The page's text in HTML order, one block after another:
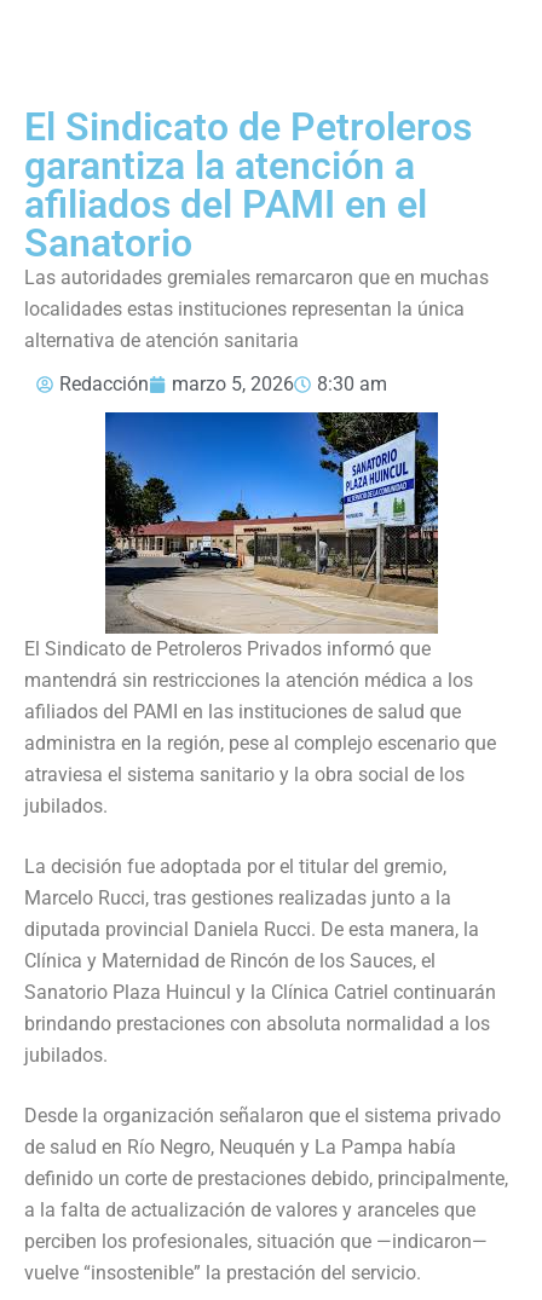
El Sindicato de Petroleros
garantiza la atención a
afiliados del PAMI en el
Sanatorio
Las autoridades gremiales remarcaron que en muchas
localidades estas instituciones representan la única
alternativa de atención sanitaria
Redacción
marzo 5, 2026 8:30 am
El Sindicato de Petroleros Privados informó que
mantendrá sin restricciones la atención médica a los
afiliados del PAMI en las instituciones de salud que
administra en la región, pese al complejo escenario que
atraviesa el sistema sanitario y la obra social de los
jubilados.
La decisión fue adoptada por el titular del gremio,
Marcelo Rucci, tras gestiones realizadas junto a la
diputada provincial Daniela Rucci. De esta manera, la
Clínica y Maternidad de Rincón de los Sauces, el
Sanatorio Plaza Huincul y la Clínica Catriel continuarán
brindando prestaciones con absoluta normalidad a los
jubilados.
Desde la organización señalaron que el sistema privado
de salud en Río Negro, Neuquén y La Pampa había
definido un corte de prestaciones debido, principalmente,
a la falta de actualización de valores y aranceles que
perciben los profesionales, situación que —indicaron—
vuelve “insostenible” la prestación del servicio.